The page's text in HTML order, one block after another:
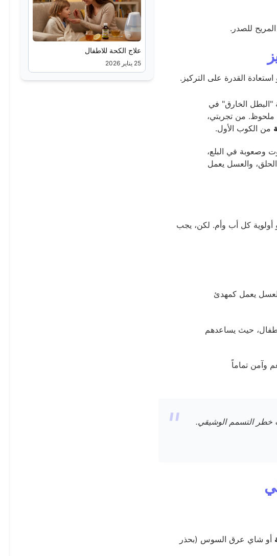
للصدر.
القدرة على التركيز.
"البطل الخارق" في
ملحوظ. من تجربتي،
من الكوب الأول.
وصعوبة في البلع،
والعسل يعمل
أولوية كل أب وأم. لكن، يجب
يعمل كمهدئ
حيث يساعدهم
وآمن تماماً
الرضع تحت سن 12 شهراً لتجنب خطر التسمم الوشيقي.
أو شاي عرق السوس (بحذر
علاج الكحة للاطفال
25 يناير 2026